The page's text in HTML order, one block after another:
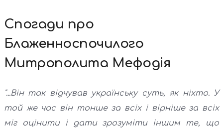
Спогади про
Блаженноспочилого
Митрополита Мефодія
"...Він так відчував українську суть, як ніхто. У
той же час він тонше за всіх і вірніше за всіх
міг оцінити і дати зрозуміти іншим те, що